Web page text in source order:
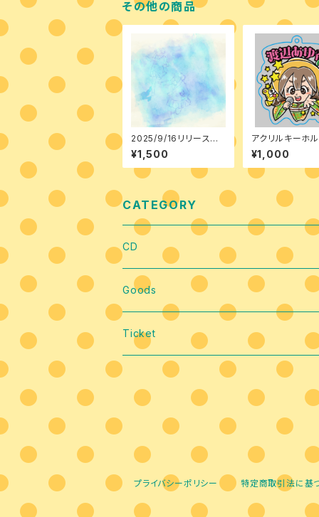
その他の商品
2025/9/16リリースシ
ングル『ヒヤシンス』
¥1,500
アクリルキーホ
025
¥1,000
CATEGORY
CD
Goods
Ticket
プライバシーポリシー 特定商取引法に基